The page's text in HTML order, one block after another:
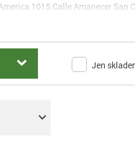
1015 Calle Amanecer San
Jen